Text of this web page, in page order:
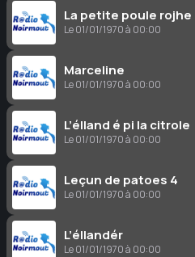
La petite poule rojhe
Le 01/01/1970 à 00:00
Marceline
Le 01/01/1970 à 00:00
L’élland é pi la citrole
Le 01/01/1970 à 00:00
Leçun de patoes 4
Le 01/01/1970 à 00:00
L’éllandér
Le 01/01/1970 à 00:00